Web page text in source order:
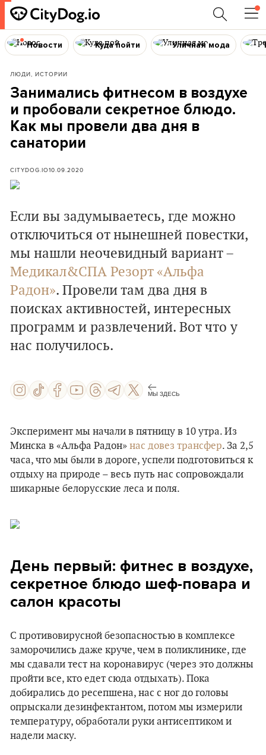
Новости Куда пойти Уличная мода
ЛЮДИ, ИСТОРИИ
Занимались фитнесом в воздухе
и пробовали секретное блюдо.
Как мы провели два дня в
санатории
CITYDOG.IO10.09.2020
Если вы задумываетесь, где можно
отключиться от нынешней повестки,
мы нашли неочевидный вариант –
Медикал&СПА Резорт «Альфа
Радон». Провели там два дня в
поисках активностей, интересных
программ и развлечений. Вот что у
нас получилось.
МЫ ЗДЕСЬ
Эксперимент мы начали в пятницу в 10 утра. Из
Минска в «Альфа Радон» нас довез трансфер. За 2,5
часа, что мы были в дороге, успели подготовиться к
отдыху на природе – весь путь нас сопровождали
шикарные белорусские леса и поля.
День первый: фитнес в воздухе,
секретное блюдо шеф-повара и
салон красоты
С противовирусной безопасностью в комплексе
заморочились даже круче, чем в поликлинике, где
мы сдавали тест на коронавирус (через это должны
пройти все, кто едет сюда отдыхать). Пока
добирались до ресепшена, нас с ног до головы
опрыскали дезинфектантом, потом мы измерили
температуру, обработали руки антисептиком и
надели маску.